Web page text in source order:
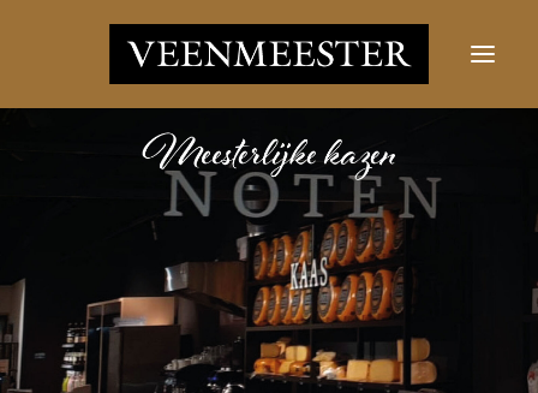
LES FROMAGES
SE CONNECTER
Rechercher: Bouton Rechercher